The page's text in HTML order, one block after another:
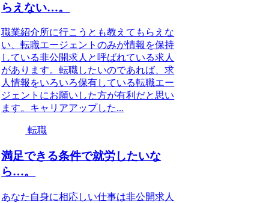
らえない…。
職業紹介所に行こうとも教えてもらえな
い、転職エージェントのみが情報を保持
している非公開求人と呼ばれている求人
があります。転職したいのであれば、求
人情報をいろいろ保有している転職エー
ジェントにお願いした方が有利だと思い
ます。キャリアアップした...
転職
満足できる条件で就労したいな
ら…。
あなた自身に相応しい仕事は非公開求人